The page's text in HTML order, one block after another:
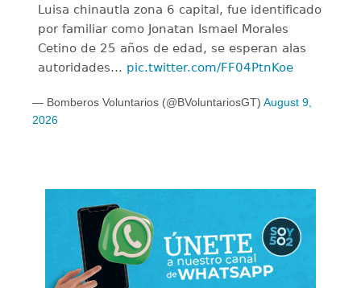
Luisa chinautla zona 6 capital, fue identificado
por familiar como Jonatan Ismael Morales
Cetino de 25 años de edad, se esperan alas
autoridades… pic.twitter.com/FF04PtnKoe
— Bomberos Voluntarios (@BVoluntariosGT) August 9,
2026